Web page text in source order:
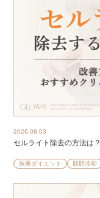
2026.08.03
セルライト除去の方法は
医療ダイエット 脂肪冷却